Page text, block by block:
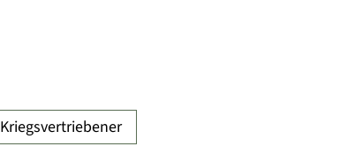
Kriegsvertriebener